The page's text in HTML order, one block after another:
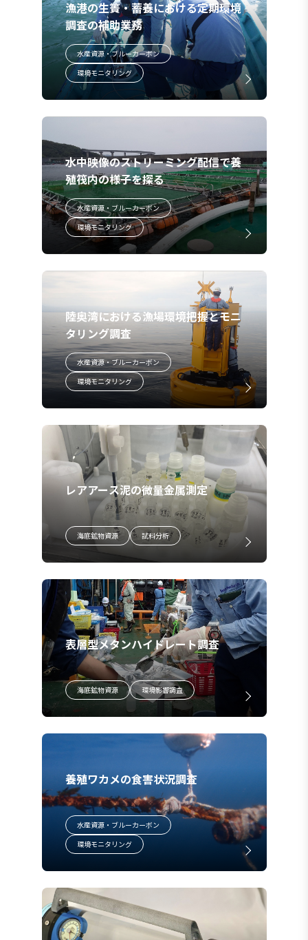
漁港の生簀・蓄養における定期環境
調査の補助業務
水産資源・ブルーカーボン
環境モニタリング
水中映像のストリーミング配信で養
殖筏内の様子を探る
水産資源・ブルーカーボン
環境モニタリング
陸奥湾における漁場環境把握とモニ
タリング調査
水産資源・ブルーカーボン
環境モニタリング
レアアース泥の微量金属測定
海底鉱物資源 試料分析
表層型メタンハイドレート調査
海底鉱物資源 環境影響調査
養殖ワカメの食害状況調査
水産資源・ブルーカーボン
環境モニタリング